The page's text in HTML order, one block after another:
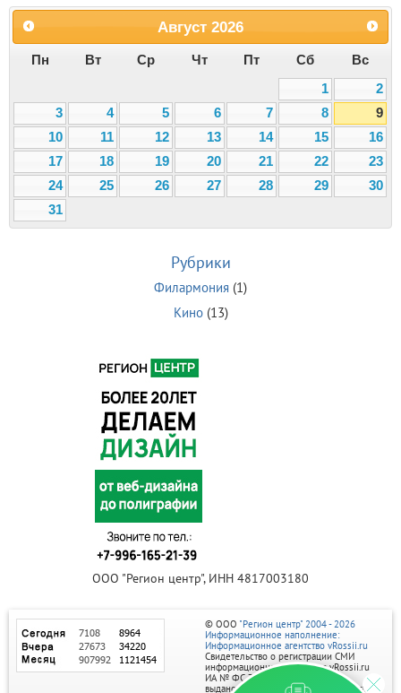
Август 2026
Пн Вт Ср Чт Пт Сб
Вс
1
2
3
4 5 6 7 8
9
10
11 12 13 14 15
16
17
18 19 20 21 22
23
24
25 26 27 28 29
30
31
Рубрики
Филармония (1)
Кино(13)
ООО "Регион центр", ИНН 4817003180
© ООО "Регион центр" 2004 - 2026
Информационное наполнение:
Информационное агентство vRossii.ru
Свидетельство о регистрации СМИ
информационного агентства vRossii.ru
ИА № ФС 77‑35502
выдано РОСКОМНАДЗОРом 04 марта